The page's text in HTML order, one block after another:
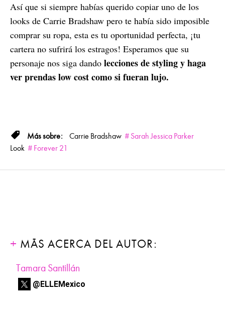
Así que si siempre habías querido copiar uno de los
looks de Carrie Bradshaw pero te había sido imposible
comprar su ropa, esta es tu oportunidad perfecta, ¡tu
cartera no sufrirá los estragos! Esperamos que su
personaje nos siga dando lecciones de styling y haga
ver prendas low cost como si fueran lujo.
Carrie Bradshaw
Sarah Jessica Parker
Look
Forever 21
MÁS ACERCA DEL AUTOR:
Tamara Santillán
@ELLEMexico